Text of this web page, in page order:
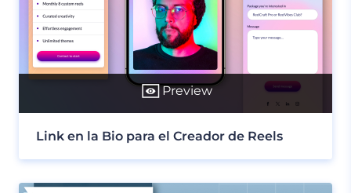
Preview
Link en la Bio para el Creador de Reels